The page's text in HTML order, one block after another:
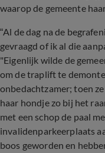
waarop de gemeente
“Al de dag na de
gevraagd of ik al die
"Eigenlijk wilde de
om de traplift te
onbedachtzamer; toen
haar hondje zo bij het
met een schop de paal
invalidenparkeerplaats
boos geworden en